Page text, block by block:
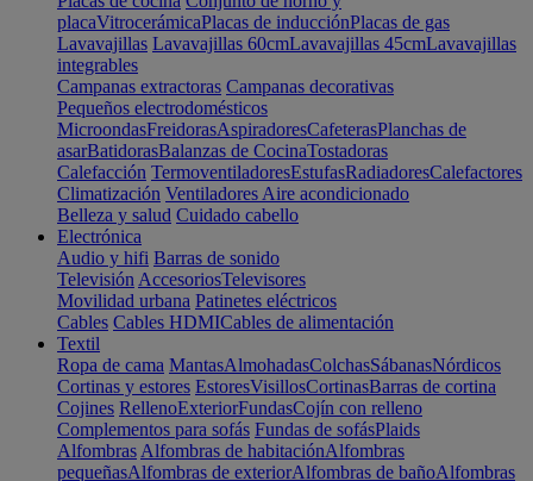
placaVitrocerámicaPlacas de inducciónPlacas de gas
Lavavajillas Lavavajillas 60cmLavavajillas 45cmLavavajillas
integrables
Campanas extractoras Campanas decorativas
Pequeños electrodomésticos
MicroondasFreidorasAspiradoresCafeterasPlanchas de
asarBatidorasBalanzas de CocinaTostadoras
Calefacción TermoventiladoresEstufasRadiadoresCalefactores
Climatización Ventiladores Aire acondicionado
Belleza y salud Cuidado cabello
Electrónica
Audio y hifi Barras de sonido
Televisión AccesoriosTelevisores
Movilidad urbana Patinetes eléctricos
Cables Cables HDMICables de alimentación
Textil
Ropa de cama MantasAlmohadasColchasSábanasNórdicos
Cortinas y estores EstoresVisillosCortinasBarras de cortina
Cojines RellenoExteriorFundasCojín con relleno
Complementos para sofás Fundas de sofásPlaids
Alfombras Alfombras de habitaciónAlfombras
pequeñasAlfombras de exteriorAlfombras de bañoAlfombras